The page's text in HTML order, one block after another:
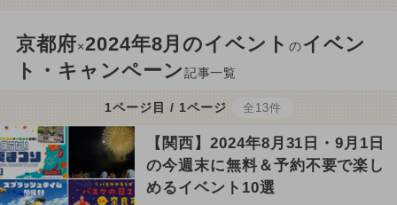
京都府×2024年8月のイベントのイベン
ト・キャンペーン記事一覧
1ページ目 / 1ページ 全13件
【関西】2024年8月31日・9月1日
の今週末に無料＆予約不要で楽し
めるイベント10選